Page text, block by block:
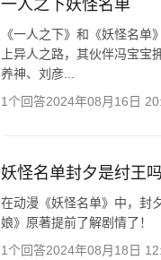
一人之下妖怪名单
《一人之下》和《妖怪名
上异人之路，其伙伴冯宝
养神、刘彦...
1个回答2024年08月16日
妖怪名单封夕是纣王吗
在动漫《妖怪名单》中，封
娘》原著提前了解剧情了！
1个回答2024年08月18日